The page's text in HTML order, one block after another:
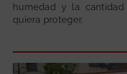
humedad y la
quiera proteger.